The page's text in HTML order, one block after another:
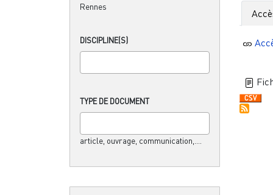
Rennes
DISCIPLINE(S)
TYPE DE DOCUMENT
article, ouvrage, communication,....